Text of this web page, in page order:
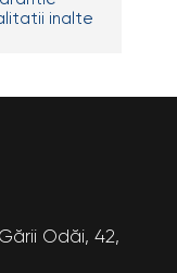
inalte
Odăi, 42,